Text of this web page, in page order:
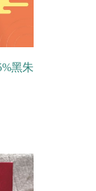
黑朱